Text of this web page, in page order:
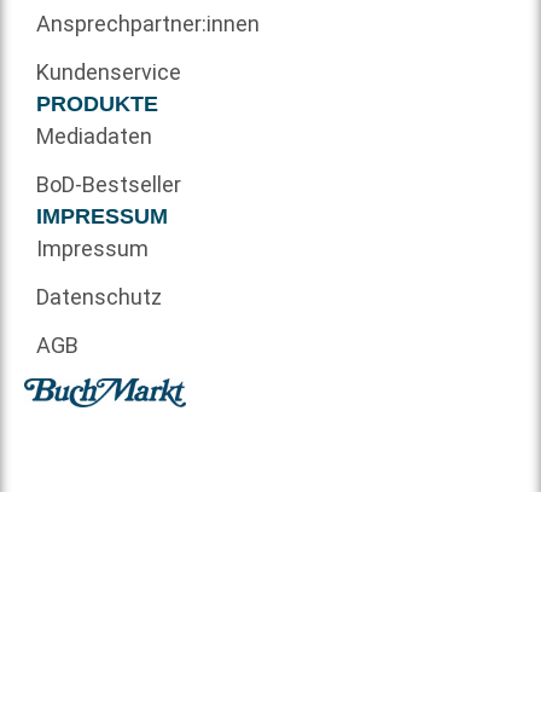
Ansprechpartner:innen
Kundenservice
PRODUKTE
Mediadaten
BoD-Bestseller
IMPRESSUM
Impressum
Datenschutz
AGB